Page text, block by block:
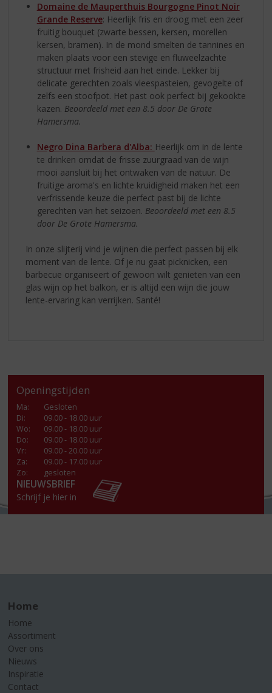
Domaine de Mauperthuis Bourgogne Pinot Noir
Grande Reserve: Heerlijk fris en droog met een zeer
fruitig bouquet (zwarte bessen, kersen, morellen
kersen, bramen). In de mond smelten de tannines en
maken plaats voor een stevige en fluweelzachte
structuur met frisheid aan het einde. Lekker bij
delicate gerechten zoals vleespasteien, gevogelte of
zelfs een stoofpot. Het past ook perfect bij gekookte
kazen. Beoordeeld met een 8.5 door De Grote
Hamersma.
Negro Dina Barbera d'Alba: Heerlijk om in de lente
te drinken omdat de frisse zuurgraad van de wijn
mooi aansluit bij het ontwaken van de natuur. De
fruitige aroma's en lichte kruidigheid maken het een
verfrissende keuze die perfect past bij de lichte
gerechten van het seizoen. Beoordeeld met een 8.5
door De Grote Hamersma.
In onze slijterij vind je wijnen die perfect passen bij elk
moment van de lente. Of je nu gaat picknicken, een
barbecue organiseert of gewoon wilt genieten van een
glas wijn op het balkon, er is altijd een wijn die jouw
lente-ervaring kan verrijken. Santé!
Openingstijden
Ma:
Gesloten
Di:
09.00 - 18.00 uur
Wo:
09.00 - 18.00 uur
Do:
09.00 - 18.00 uur
Vr:
09.00 - 20.00 uur
Za:
09.00 - 17.00 uur
Zo:
gesloten
NIEUWSBRIEF
Schrijf je hier in
Home
Home
Assortiment
Over ons
Nieuws
Inspiratie
Contact